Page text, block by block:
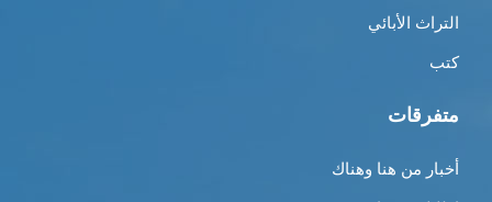
التراث الأبائي
كتب
متفرقات
أخبار من هنا وهناك